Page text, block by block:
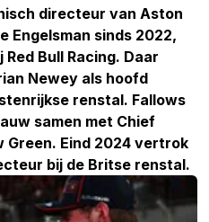
directeur van Aston
Engelsman sinds 2022,
Bull Racing. Daar
Newey als hoofd
renstal. Fallows
samen met Chief
Eind 2024 vertrok
bij de Britse renstal.